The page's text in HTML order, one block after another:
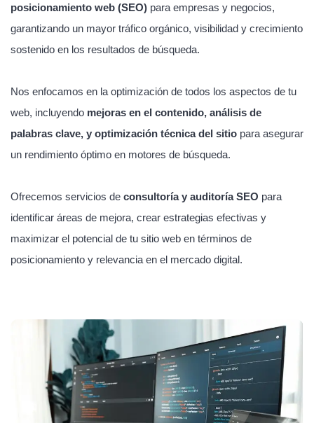
posicionamiento web (SEO) para empresas y negocios,
garantizando un mayor tráfico orgánico, visibilidad y crecimiento
sostenido en los resultados de búsqueda.
Nos enfocamos en la optimización de todos los aspectos de tu
web, incluyendo mejoras en el contenido, análisis de
palabras clave, y optimización técnica del sitio para asegurar
un rendimiento óptimo en motores de búsqueda.
Ofrecemos servicios de consultoría y auditoría SEO para
identificar áreas de mejora, crear estrategias efectivas y
maximizar el potencial de tu sitio web en términos de
posicionamiento y relevancia en el mercado digital.